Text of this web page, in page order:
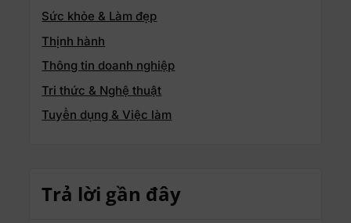
Sức khỏe & Làm đẹp
Thịnh hành
Thông tin doanh nghiệp
Tri thức & Nghệ thuật
Tuyển dụng & Việc làm
Trả lời gần đây